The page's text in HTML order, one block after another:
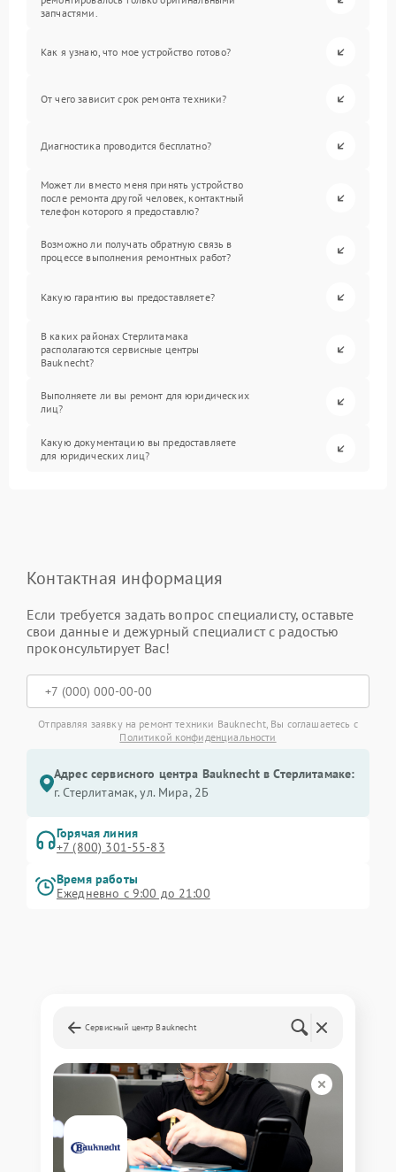
запчастями.
Как я узнаю, что мое устройство готово?
От чего зависит срок ремонта техники?
Диагностика проводится бесплатно?
Может ли вместо меня принять устройство
после ремонта другой человек, контактный
телефон которого я предоставлю?
Возможно ли получать обратную связь в
процессе выполнения ремонтных работ?
Какую гарантию вы предоставляете?
В каких районах Стерлитамака
располагаются сервисные центры
Bauknecht?
Выполняете ли вы ремонт для юридических
лиц?
Какую документацию вы предоставляете
для юридических лиц?
Контактная информация
Если требуется задать вопрос специалисту, оставьте
свои данные и дежурный специалист с радостью
проконсультирует Вас!
Отправляя заявку на ремонт техники Bauknecht, Вы соглашаетесь с
Политикой конфиденциальности
Адрес сервисного центра Bauknecht в Стерлитамаке:
г. Стерлитамак, ул. Мира, 2Б
Горячая линия
+7 (800) 301-55-83
Время работы
Ежедневно с 9:00 до 21:00
Сервисный центр Bauknecht